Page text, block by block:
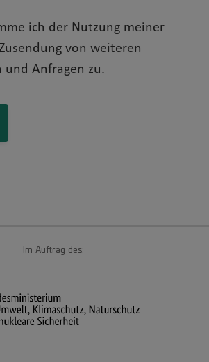
ich der Nutzung meiner
von weiteren
und Anfragen zu.
Im Auftrag des: